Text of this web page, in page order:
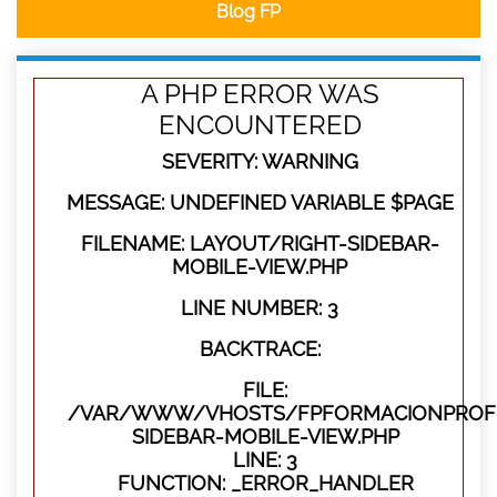
Blog FP
A PHP ERROR WAS
ENCOUNTERED
SEVERITY: WARNING
MESSAGE: UNDEFINED VARIABLE $PAGE
FILENAME: LAYOUT/RIGHT-SIDEBAR-
MOBILE-VIEW.PHP
LINE NUMBER: 3
BACKTRACE:
FILE:
/VAR/WWW/VHOSTS/
SIDEBAR-MOBILE-VIEW.PHP
LINE: 3
FUNCTION: _ERROR_HANDLER